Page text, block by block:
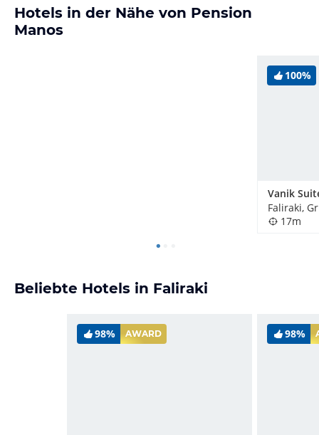
Hotels in der Nähe von Pension
Manos
100%
Vanik
Faliraki,
17m
Beliebte Hotels in Faliraki
98% AWARD 98%